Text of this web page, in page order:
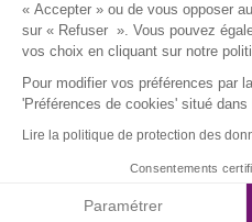
« Accepter » ou de vous opposer
sur « Refuser ». Vous pouvez
vos choix en cliquant sur notre
Pour modifier vos préférences par
'Préférences de cookies' situé dans
Lire la politique de protection des
Consentements
Paramétrer
SERVICE CLIENT &
Du lundi au vendredi de 10h à 18h
Coût d'un appel local, appel non